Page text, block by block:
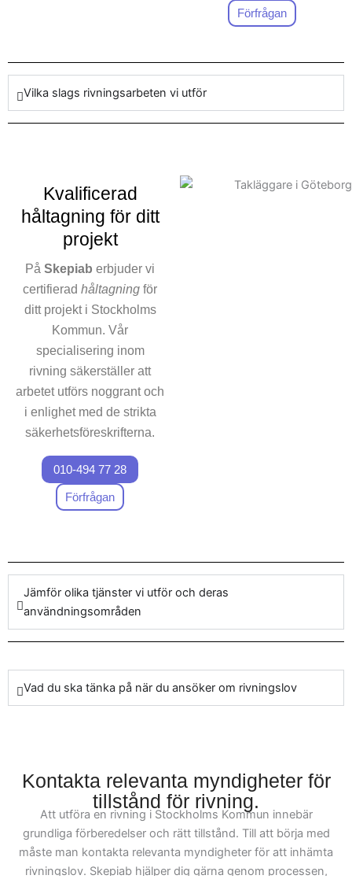
tekniska lösningar med
kunskap för att säkerställa
och följer alla gällande
arbete av oöverträffad
Förfrågan
Vilka slags rivningsarbeten vi utför
Kvalificerad
håltagning för ditt
projekt
PåSkepiab erbjuder vi
certifieradhåltagning för
ditt projekt i Stockholms
Kommun. Vår
specialisering inom
rivning säkerställer att
arbetet utförs noggrant och
i enlighet med de strikta
säkerhetsföreskrifterna.
Oavsett om det handlar
om att hantera tekniska
anpassningar eller annan
med precision och
engagemang. Genom vår
omfattande erfarenhet
dig skräddarsydda
Kontakta våra rivare och
hantverkare för support
och pålitliga tjänster i din
nästa
010-494 77 28
Förfrågan
Jämför olika tjänster vi utför och deras
användningsområden
Vad du ska tänka på när du ansöker om rivningslov
Kontakta relevanta myndigheter för
tillstånd för rivning.
Att utföra en rivning i Stockholms Kommun innebär
grundliga förberedelser och rätt tillstånd. Till att börja med
måste man kontakta relevanta myndigheter för att inhämta
rivningslov. Skepiab hjälper dig gärna genom processen,